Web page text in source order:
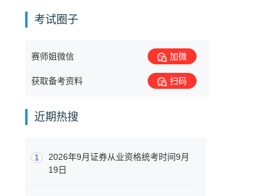
考试圈子
赛师姐微信 加微
获取备考资料 扫码
近期热搜
1
2026年9月证券从业资格统考时间9月
19日